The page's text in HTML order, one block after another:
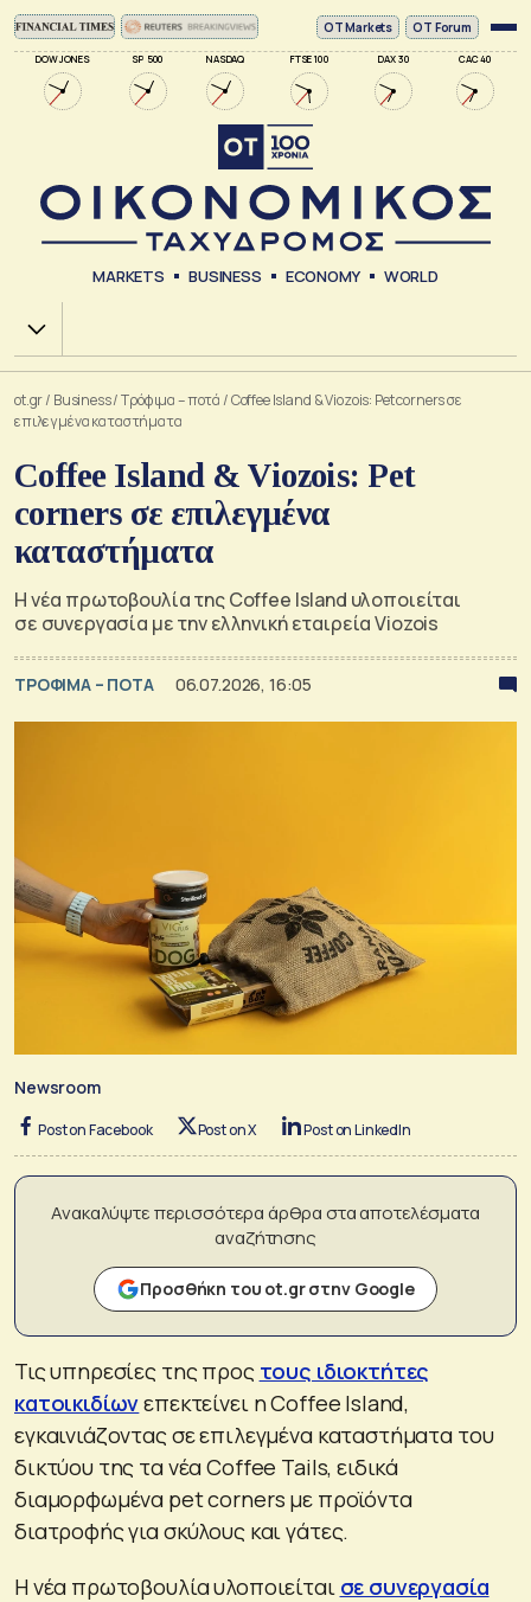
DOW JONES SP 500 NASDAQ FTSE 100 DAX 30 CAC 40
ΟΤ Markets OT Forum
MARKETS BUSINESS ECONOMY WORLD
Χ.Α.
ot.gr/ Business/Τρόφιμα – ποτά /Coffee Island & Viozois: Pet corners σε
επιλεγμένα καταστήματα
Coffee Island & Viozois: Pet
corners σε επιλεγμένα
καταστήματα
Η νέα πρωτοβουλία της Coffee Island υλοποιείται
σε συνεργασία με την ελληνική εταιρεία Viozois
ΤΡΟΦΙΜΑ – ΠΟΤΑ 06.07.2026, 16:05
Newsroom
Post on Facebook Post on X Post on LinkedIn
Ανακαλύψτε περισσότερα άρθρα στα αποτελέσματα
αναζήτησης
Προσθήκη του ot.gr στην Google
Τις υπηρεσίες της προς τους ιδιοκτήτες
κατοικιδίωνεπεκτείνει η Coffee Island,
εγκαινιάζοντας σε επιλεγμένα καταστήματα του
δικτύου της τα νέα Coffee Tails, ειδικά
διαμορφωμένα pet corners με προϊόντα
διατροφής για σκύλους και γάτες.
Η νέα πρωτοβουλία υλοποιείται σε συνεργασία